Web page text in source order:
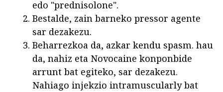
edo "prednisolone".
Bestalde, zain barneko pressor agente
sar dezakezu.
Beharrezkoa da, azkar kendu spasm. hau
da, nahiz eta Novocaine konponbide
arrunt bat egiteko, sar dezakezu.
Nahiago injekzio intramuscularly bat